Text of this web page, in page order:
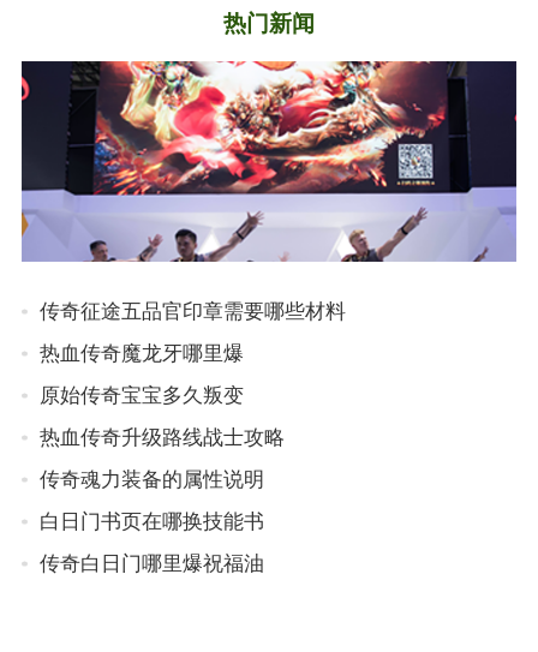
热门新闻
传奇征途五品官印章需要哪些材料
热血传奇魔龙牙哪里爆
原始传奇宝宝多久叛变
热血传奇升级路线战士攻略
传奇魂力装备的属性说明
白日门书页在哪换技能书
传奇白日门哪里爆祝福油